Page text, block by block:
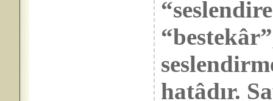
hatâdır.